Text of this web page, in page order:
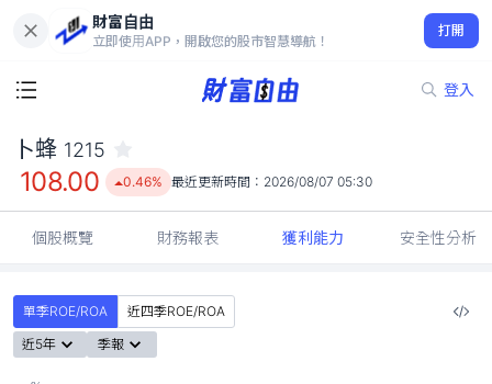
財富自由
立即使用APP，開啟您的股市智慧導航！
打開
登入
108.00
0.46%
卜蜂 1215
108.00 0.46% 最近更新時間： 2026/08/07 05:30
個股概覽 財務報表 獲利能力 安全性分析
單季ROE/ROA
近四季ROE/ROA
近5年
季報